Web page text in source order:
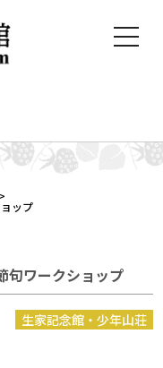
t
n
>
ップ
句ワークショップ
生家記念館・少年山荘